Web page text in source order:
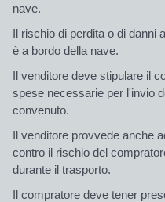
nave.
Il rischio di perdita o di danni
è a bordo della nave.
Il venditore deve stipulare il
spese necessarie per l'invio
convenuto.
Il venditore provvede anche
contro il rischio del
durante il trasporto.
Il compratore deve tener